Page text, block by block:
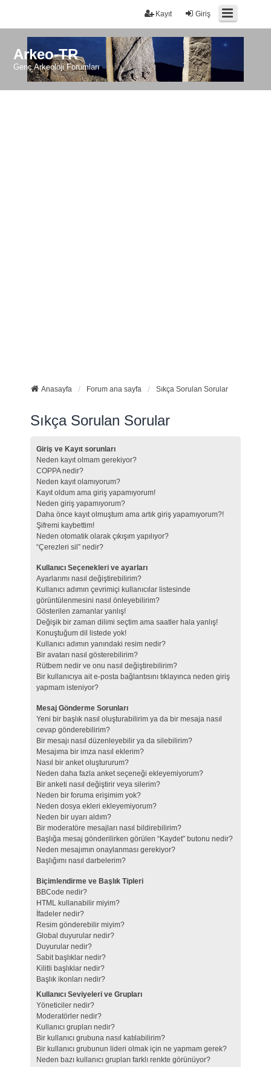
Giriş
Kayıt
Arkeo-TR
Genç Arkeoloji Forumları
Anasayfa Forum ana sayfa Sıkça Sorulan Sorular
Sıkça Sorulan Sorular
Giriş ve Kayıt sorunları
Neden kayıt olmam gerekiyor?
COPPA nedir?
Neden kayıt olamıyorum?
Kayıt oldum ama giriş yapamıyorum!
Neden giriş yapamıyorum?
Daha önce kayıt olmuştum ama artık giriş yapamıyorum?!
Şifremi kaybettim!
Neden otomatik olarak çıkışım yapılıyor?
“Çerezleri sil” nedir?
Kullanıcı Seçenekleri ve ayarları
Ayarlarımı nasıl değiştirebilirim?
Kullanıcı adımın çevrimiçi kullanıcılar listesinde
görüntülenmesini nasıl önleyebilirim?
Gösterilen zamanlar yanlış!
Değişik bir zaman dilimi seçtim ama saatler hala yanlış!
Konuştuğum dil listede yok!
Kullanıcı adımın yanındaki resim nedir?
Bir avatarı nasıl gösterebilirim?
Rütbem nedir ve onu nasıl değiştirebilirim?
Bir kullanıcıya ait e-posta bağlantısını tıklayınca neden giriş
yapmam isteniyor?
Mesaj Gönderme Sorunları
Yeni bir başlık nasıl oluşturabilirim ya da bir mesaja nasıl
cevap gönderebilirim?
Bir mesajı nasıl düzenleyebilir ya da silebilirim?
Mesajıma bir imza nasıl eklerim?
Nasıl bir anket oluştururum?
Neden daha fazla anket seçeneği ekleyemiyorum?
Bir anketi nasıl değiştirir veya silerim?
Neden bir foruma erişimim yok?
Neden dosya ekleri ekleyemiyorum?
Neden bir uyarı aldım?
Bir moderatöre mesajları nasıl bildirebilirim?
Başlığa mesaj gönderilirken görülen “Kaydet” butonu nedir?
Neden mesajımın onaylanması gerekiyor?
Başlığımı nasıl darbelerim?
Biçimlendirme ve Başlık Tipleri
BBCode nedir?
HTML kullanabilir miyim?
İfadeler nedir?
Resim gönderebilir miyim?
Global duyurular nedir?
Duyurular nedir?
Sabit başlıklar nedir?
Kilitli başlıklar nedir?
Başlık ikonları nedir?
Kullanıcı Seviyeleri ve Grupları
Yöneticiler nedir?
Moderatörler nedir?
Kullanıcı grupları nedir?
Bir kullanıcı grubuna nasıl katılabilirim?
Bir kullanıcı grubunun lideri olmak için ne yapmam gerek?
Neden bazı kullanıcı grupları farklı renkte görünüyor?